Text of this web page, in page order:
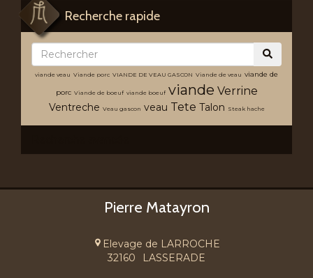
Recherche rapide
viande veau Viande porc VIANDE DE VEAU GASCON Viande de veau viande de
porc Viande de boeuf viande boeuf viande Verrine
Ventreche Veau gascon veau Tete Talon Steak hache
Pierre Matayron
Elevage de LARROCHE
32160
LASSERADE